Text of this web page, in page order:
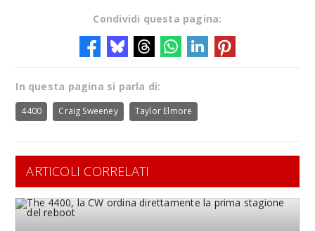
Condividi questa pagina:
In questa pagina si parla di:
4400 Craig Sweeney Taylor Elmore
ARTICOLI CORRELATI